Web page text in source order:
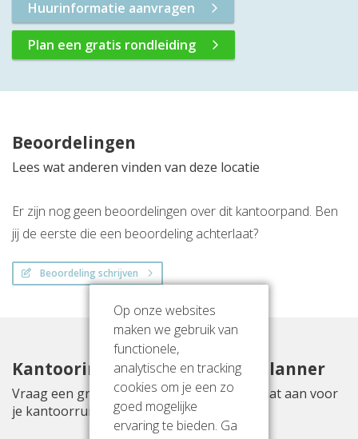
Huurinformatie aanvragen
Plan een gratis rondleiding
Beoordelingen
Lees wat anderen vinden van deze locatie
Er zijn nog geen beoordelingen over dit kantoorpand. Ben
jij de eerste die een beoordeling achterlaat?
Beoordeling schrijven
Kantoorinrichting met Officeplanner
Vraag een gratis inrichtingsvoorstel op maat aan voor
je kantoorruimte aan Lansinkesweg 4
Op onze websites
maken we gebruik van
functionele,
analytische en tracking
cookies om je een zo
goed mogelijke
ervaring te bieden. Ga